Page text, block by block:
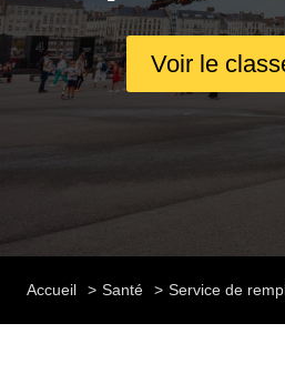
Voir le
Accueil Santé Service de